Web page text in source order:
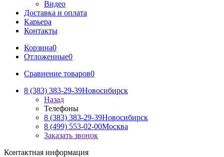
Видео
Доставка и оплата
Карьера
Контакты
Корзина0
Отложенные0
Сравнение товаров0
8 (383) 383-29-39Новосибирск
Назад
Телефоны
8 (383) 383-29-39Новосибирск
8 (499) 553-02-00Москва
Заказать звонок
Контактная информация